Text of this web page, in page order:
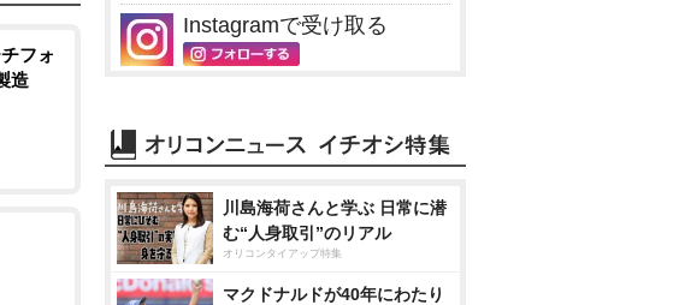
フォ
造
Instagramで受け取る
川島海荷さんと学ぶ 日常に潜
む“人身取引”のリアル
オリコンタイアップ特集
マクドナルドが40年にわたり